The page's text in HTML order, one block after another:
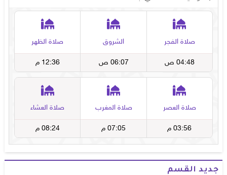
جديد القسم